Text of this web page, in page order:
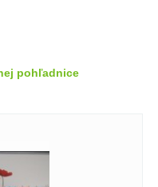
pohľadnice